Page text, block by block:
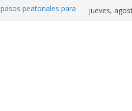
peatonales para
historia en el Draft
la motocicleta a la
2026
e impulsa triunfo de
jueves,